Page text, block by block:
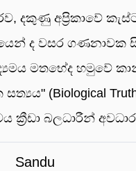
දකුණු අප්‍රිකාවේ
ද වසර ගණනාවක
මතභේද හමුවේ
සත්‍යය" (Biological
ක්‍රීඩා බලධාරීන්
Sandu